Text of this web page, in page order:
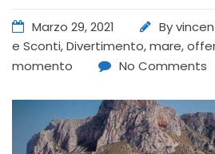
Marzo 29, 2021 By
e Sconti,Divertimento,mare,
momento
No Comments